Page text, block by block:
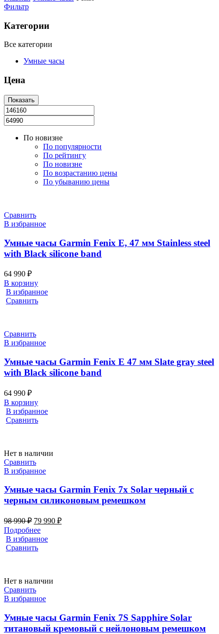
Фильтр
Категории
Все категории
Умные часы
Цена
цена
цена
Показать
По новизне
По популярности
По рейтингу
По новизне
По возрастанию цены
По убыванию цены
Сравнить
В избранное
Умные часы Garmin Fenix E, 47 мм Stainless steel
with Black silicone band
64 990 ₽
В корзину
В избранное
Сравнить
Сравнить
В избранное
Умные часы Garmin Fenix E 47 мм Slate gray steel
with Black silicone band
64 990 ₽
В корзину
В избранное
Сравнить
Нет в наличии
Сравнить
В избранное
Умные часы Garmin Fenix 7x Solar черный с
черным силиконовым ремешком
98 990₽ Первоначальная
цена
составляла
98
79 990 ₽Текущая
Подробнее
В избранное
Сравнить
Нет в наличии
Сравнить
В избранное
Умные часы Garmin Fenix 7S Sapphire Solar
титановый кремовый с нейлоновым ремешком